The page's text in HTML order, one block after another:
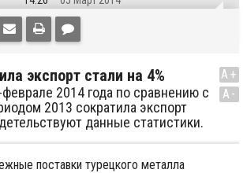
экспорт стали на 4%
2014 года по сравнению с
2013 сократила экспорт
данные статистики.
A+
A-
поставки турецкого металла